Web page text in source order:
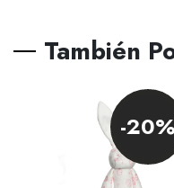
También
-20%